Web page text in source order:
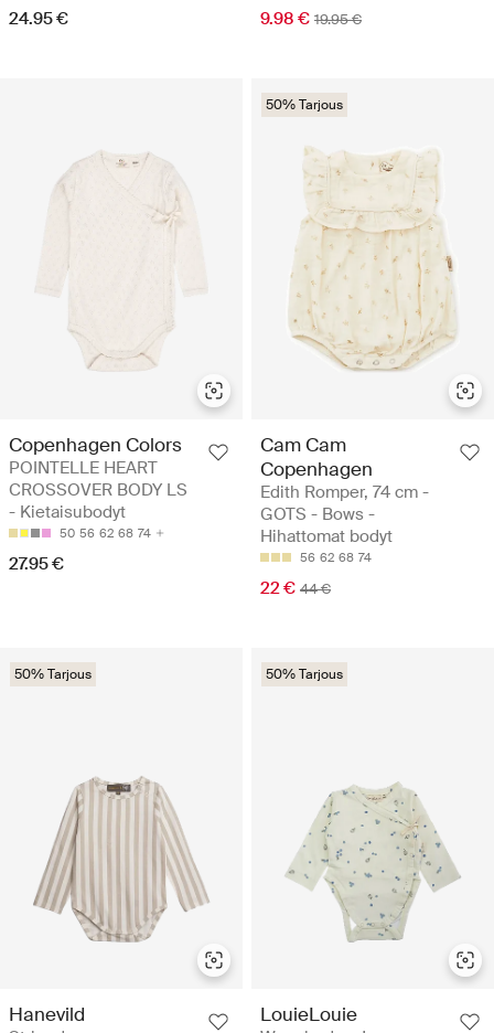
24.95 € 9.98 € 19.95 €
Copenhagen Colors
POINTELLE HEART
CROSSOVER BODY LS
- Kietaisubodyt
50 56 62 68 74
27.95 €
50% Tarjous
Cam Cam
Copenhagen
Edith Romper, 74 cm -
GOTS - Bows -
Hihattomat bodyt
56 62 68 74
22 € 44 €
50% Tarjous
Hanevild
50% Tarjous
LouieLouie